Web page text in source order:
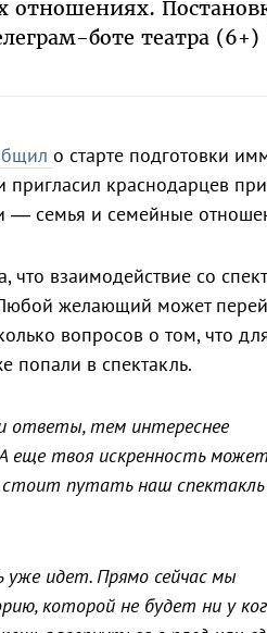
отношениях.
боте театра (6+)
о старте подготовки
краснодарцев
— семья и семейные
что взаимодействие со
желающий может
вопросов о том, что
попали в спектакль.
ответы, тем интереснее
еще твоя искренность
путать наш спектакль
уже идет. Прямо сейчас мы
которой не будет ни у